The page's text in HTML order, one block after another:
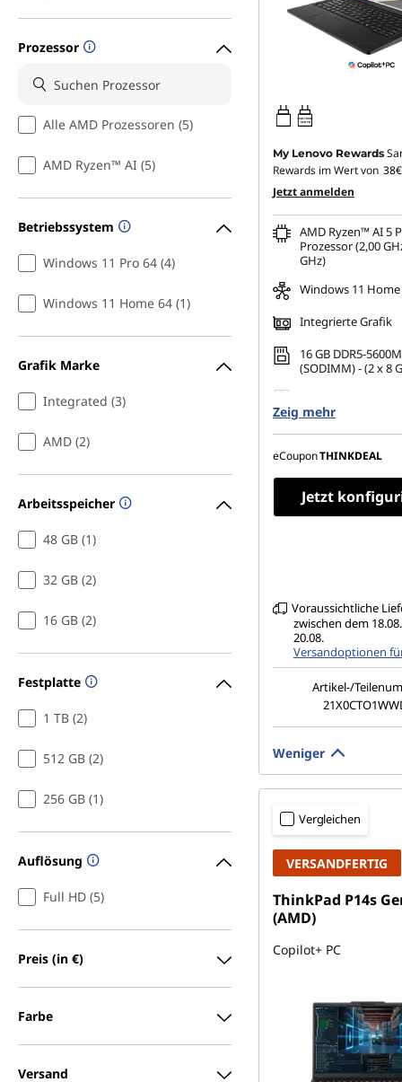
Prozessor
Alle AMD Prozessoren (5)
AMD Ryzen™ AI (5)
Betriebssystem
Windows 11 Pro 64 (4)
Windows 11 Home 64 (1)
Grafik Marke
Integrated (3)
AMD (2)
Arbeitsspeicher
48 GB (1)
32 GB (2)
16 GB (2)
Festplatte
1 TB (2)
512 GB (2)
256 GB (1)
Auflösung
Full HD (5)
Preis (in €)
Farbe
Versand
65W-100W
USB PD
My Lenovo Rewards
Rewards im Wert von 38€
Jetzt anmelden
AMD Ryzen™ AI 5
Prozessor (2,00
GHz)
Windows 11 Home
Integrierte Grafik
16 GB DDR5-
(SODIMM) - (2 x 8
TLC Opal
14" WUXGA (1920
matt, Non-Touch,
Zeig mehr
eCouponTHINKDEAL
Jetzt
Voraussichtliche
zwischen dem
20.08.
Versandoptionen
Artikel-/
Weniger
Vergleichen
VERSANDFERTIG
ThinkPad P14s
(AMD)
Copilot+ PC